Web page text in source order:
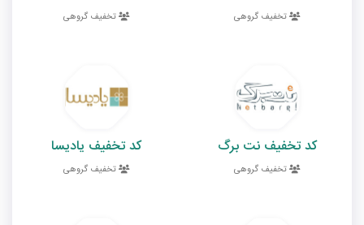
تخفیف گروهی تخفیف گروهی
کد تخفیف نت برگ
تخفیف گروهی
کد تخفیف یادیسا
تخفیف گروهی